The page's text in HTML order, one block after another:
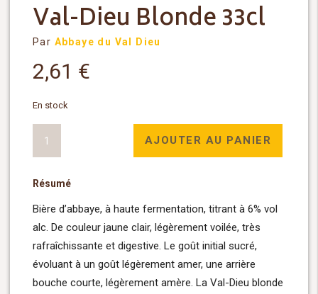
Val-Dieu Blonde 33cl
Par Abbaye du Val Dieu
2,61 €
En stock
Dieu
Blonde
33cl
AJOUTER AU PANIER
Résumé
Bière d’abbaye, à haute fermentation, titrant à 6% vol
alc. De couleur jaune clair, légèrement voilée, très
rafraîchissante et digestive. Le goût initial sucré,
évoluant à un goût légèrement amer, une arrière
bouche courte, légèrement amère. La Val-Dieu blonde